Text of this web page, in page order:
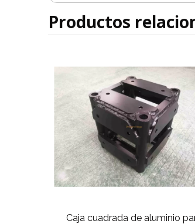
Productos
Caja cuadrada de aluminio